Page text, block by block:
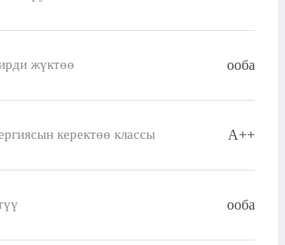
жүктөө ооба
керектөө классы A++
ооба